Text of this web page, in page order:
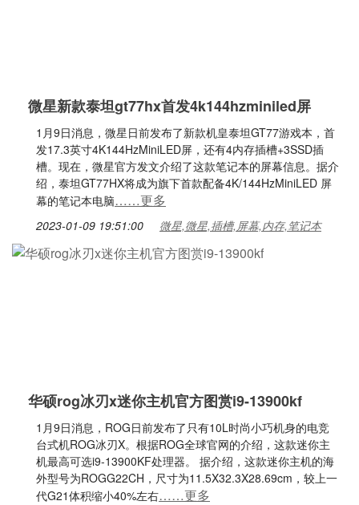
微星新款泰坦gt77hx首发4k144hzminiled屏
1月9日消息，微星日前发布了新款机皇泰坦GT77游戏本，首
发17.3英寸4K144HzMiniLED屏，还有4内存插槽+3SSD插
槽。现在，微星官方发文介绍了这款笔记本的屏幕信息。据介
绍，泰坦GT77HX将成为旗下首款配备4K/144HzMiniLED 屏
幕的笔记本电脑……更多
2023-01-09 19:51:00 微星,微星,插槽,屏幕,内存,笔记本
华硕rog冰刃x迷你主机官方图赏i9-13900kf
1月9日消息，ROG日前发布了只有10L时尚小巧机身的电竞
台式机ROG冰刃X。根据ROG全球官网的介绍，这款迷你主
机最高可选i9-13900KF处理器。 据介绍，这款迷你主机的海
外型号为ROGG22CH，尺寸为11.5X32.3X28.69cm，较上一
代G21体积缩小40%左右……更多